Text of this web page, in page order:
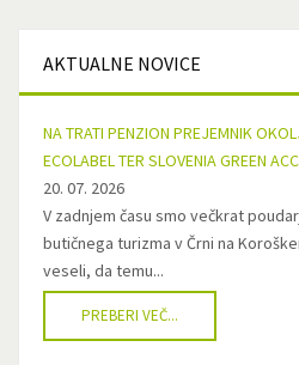
AKTUALNE NOVICE
NA TRATI PENZION PREJEMNIK
ECOLABEL TER SLOVENIA GREEN
20. 07. 2026
V zadnjem času smo večkrat
butičnega turizma v Črni na
veseli, da temu...
PREBERI VEČ...